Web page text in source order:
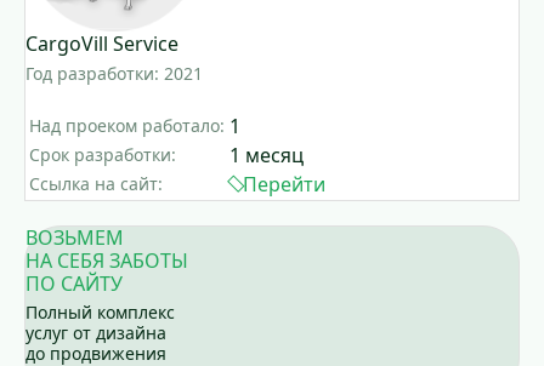
CargoVill Service
Год разработки: 2021
Над проеком работало: 1
Срок разработки: 1 месяц
Ссылка на сайт:
Перейти
ВОЗЬМЕМ
НА СЕБЯ ЗАБОТЫ
ПО САЙТУ
Полный комплекс
услуг от дизайна
до продвижения